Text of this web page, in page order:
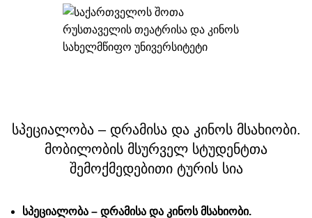
სპეციალობა – დრამისა და კინოს მსახიობი.
მობილობის მსურველ სტუდენტთა
შემოქმედებითი ტურის სია
სპეციალობა – დრამისა და კინოს მსახიობი.